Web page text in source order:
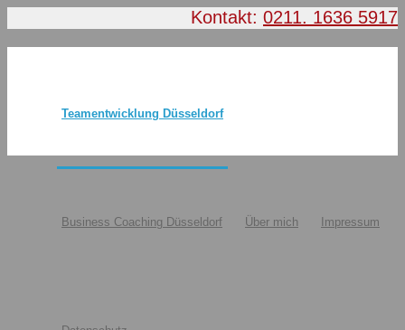
Kontakt: 0211. 1636 5917
Teamentwicklung Düsseldorf
Business Coaching Düsseldorf Über mich Impressum